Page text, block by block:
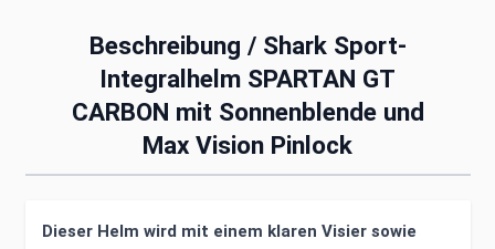
Beschreibung / Shark Sport-
Integralhelm SPARTAN GT
CARBON mit Sonnenblende und
Max Vision Pinlock
Dieser Helm wird mit einem klaren Visier sowie